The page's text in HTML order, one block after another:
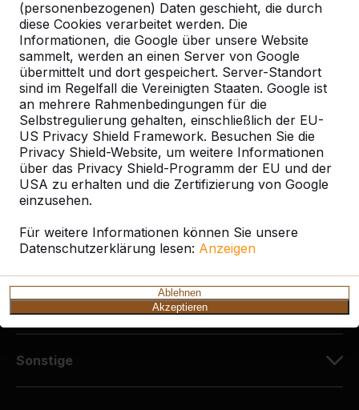
(personenbezogenen) Daten geschieht, die durch
diese Cookies verarbeitet werden. Die
Informationen, die Google über unsere Website
sammelt, werden an einen Server von Google
übermittelt und dort gespeichert. Server-Standort
sind im Regelfall die Vereinigten Staaten. Google ist
an mehrere Rahmenbedingungen für die
Selbstregulierung gehalten, einschließlich der EU-
US Privacy Shield Framework. Besuchen Sie die
Privacy Shield-Website, um weitere Informationen
über das Privacy Shield-Programm der EU und der
USA zu erhalten und die Zertifizierung von Google
einzusehen.
Für weitere Informationen können Sie unsere
Datenschutzerklärung lesen: Anzeigen
Ablehnen
Akzeptieren
HeBlad Deutschland
Diekerstraße 97
42781 Haan
Deutschland
+49 212 934 77 25
info@HeBlad.de
Kundenservice
Sonstige